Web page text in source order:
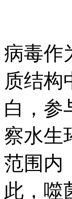
病毒作
质结构
白，参
察水生
范围内
此，噬